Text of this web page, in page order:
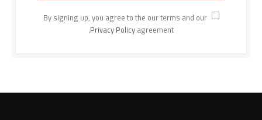
By signing up, you agree to the our terms and our
Privacy Policyagreement.